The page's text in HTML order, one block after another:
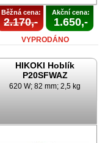
Běžná cena:
2.170,-
Akční cena:
1.650,-
VYPRODÁNO
HIKOKI Hoblík
P20SFWAZ
620 W; 82 mm; 2,5 kg